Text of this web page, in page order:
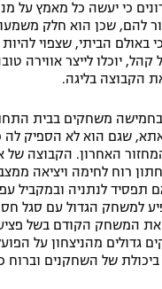
הערוצים
כי יעשה כל מאמץ על
להם, שכן הוא חלק
באולם הביתי, שצפוי
יוכלו לייצר אווירה
הקבוצה בליגה.
בחמישה משחקים בבית
שגם הוא לא הספיק לה
האחרון. הקבוצה של
רוח לחימה ויציאה
תפסיד לנתניה ובמקביל
למשחק הגדול עם סגל
את המשחק הקודם בשל
גדולים מהניצחון על
ביכולת של השחקנים וברוח